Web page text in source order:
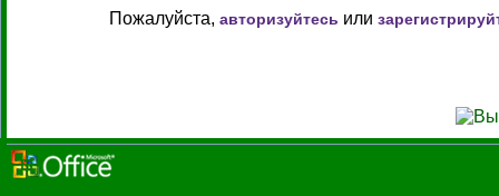
Пожалуйста, авторизуйтесь или